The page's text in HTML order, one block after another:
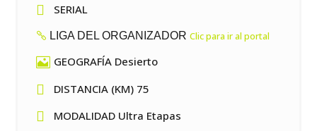
 SERIAL
LIGA DEL ORGANIZADOR Clic para ir al portal
 GEOGRAFÍA Desierto
 DISTANCIA (KM) 75
 MODALIDAD Ultra Etapas